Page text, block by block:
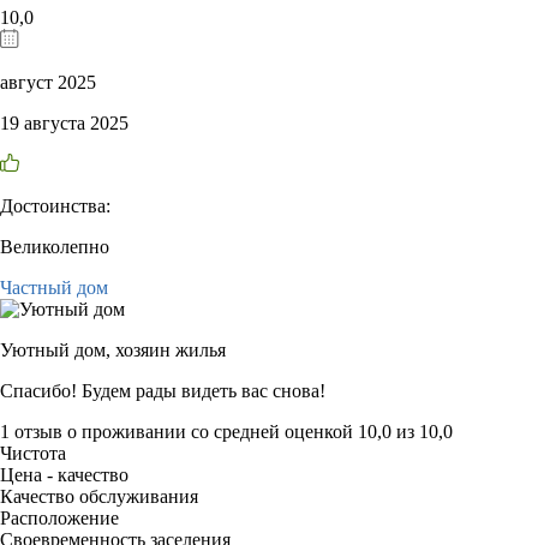
10,0
август 2025
19 августа 2025
Достоинства:
Великолепно
Частный дом
Уютный дом, хозяин жилья
Спасибо! Будем рады видеть вас снова!
1 отзыв о проживании со средней оценкой 10,0 из 10,0
Чистота
Цена - качество
Качество обслуживания
Расположение
Своевременность заселения